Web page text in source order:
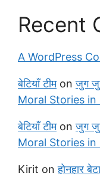
Recent
A WordPress
बेटियाँ टीमonजुग
Moral Stories in
बेटियाँ टीमonजुग
Moral Stories in
Kirit onहोनहार